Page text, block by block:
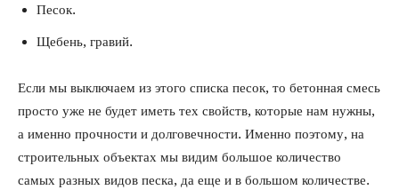
Песок.
Щебень, гравий.
Если мы выключаем из этого списка песок, то бетонная смесь
просто уже не будет иметь тех свойств, которые нам нужны,
а именно прочности и долговечности. Именно поэтому, на
строительных объектах мы видим большое количество
самых разных видов песка, да еще и в большом количестве.